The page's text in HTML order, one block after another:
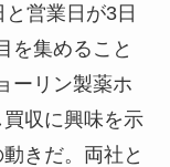
営業日が3日
を集めること
ーリン製薬ホ
収に興味を示
きだ。両社と